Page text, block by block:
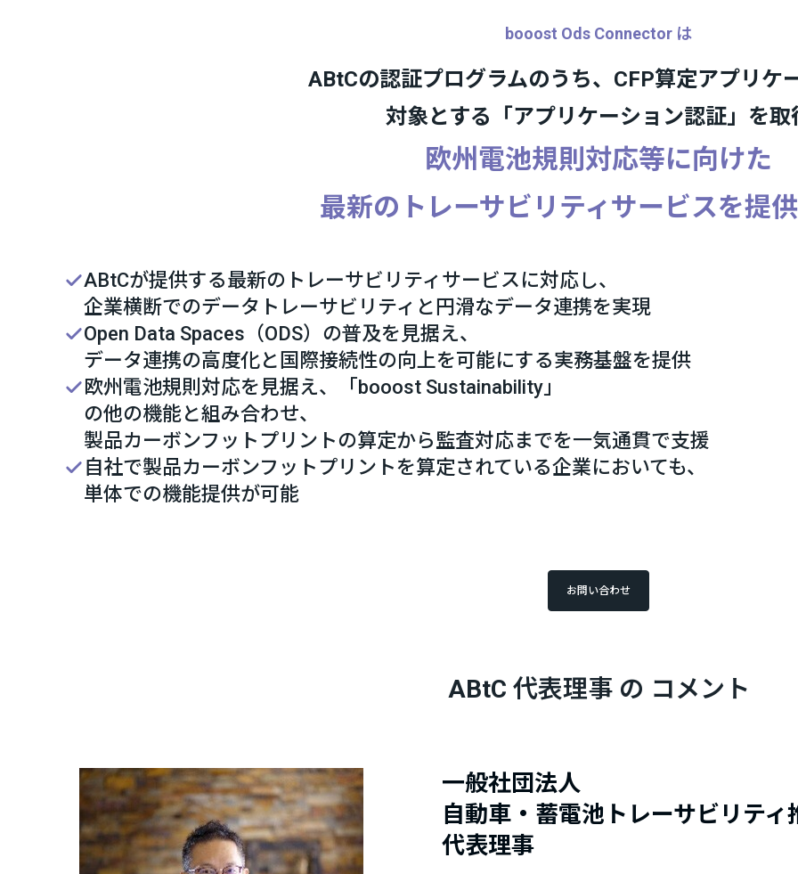
booost Ods Connector は
ABtCの認証プログラムのうち、CFP算定アプリケ
対象とする「アプリケーション認証」を取
欧州電池規則対応等に向けた
最新のトレーサビリティサービスを提
ABtCが提供する最新のトレーサビリティサービスに対応し、
企業横断でのデータトレーサビリティと円滑なデータ連携を実現
Open Data Spaces（ODS）の普及を見据え、
データ連携の高度化と国際接続性の向上を可能にする実務基盤を提供
欧州電池規則対応を見据え、「booost Sustainability」
の他の機能と組み合わせ、
製品カーボンフットプリントの算定から監査対応までを一気通貫で支援
自社で製品カーボンフットプリントを算定されている企業においても、
単体での機能提供が可能
お問い合わせ
ABtC 代表理事 の コメント
一般社団法人
自動車・蓄電池トレーサビリテ
代表理事